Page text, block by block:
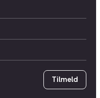
Tilmeld